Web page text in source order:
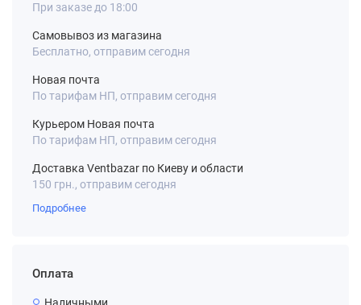
При заказе до 18:00
Самовывоз из магазина
Бесплатно, отправим сегодня
Новая почта
По тарифам НП, отправим сегодня
Курьером Новая почта
По тарифам НП, отправим сегодня
Доставка Ventbazar по Киеву и области
150 грн., отправим сегодня
Подробнее
Оплата